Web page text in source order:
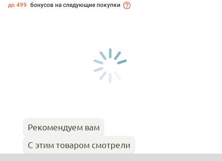
до 499 бонусов на следующие покупки
Рекомендуем вам
С этим товаром смотрели